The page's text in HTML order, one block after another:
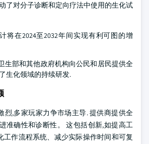
了对分子诊断和定向疗法中使用的生化试
将在2024至2032年间实现有利可图的增
生部和其他政府机构向公民和居民提供全
生化领域的持续研发.
烈,多家玩家力争市场主导. 提供商提供全
准确性和诊断性。 这包括创新,如提高工
工作流程系统、减少实际操作时间和可复